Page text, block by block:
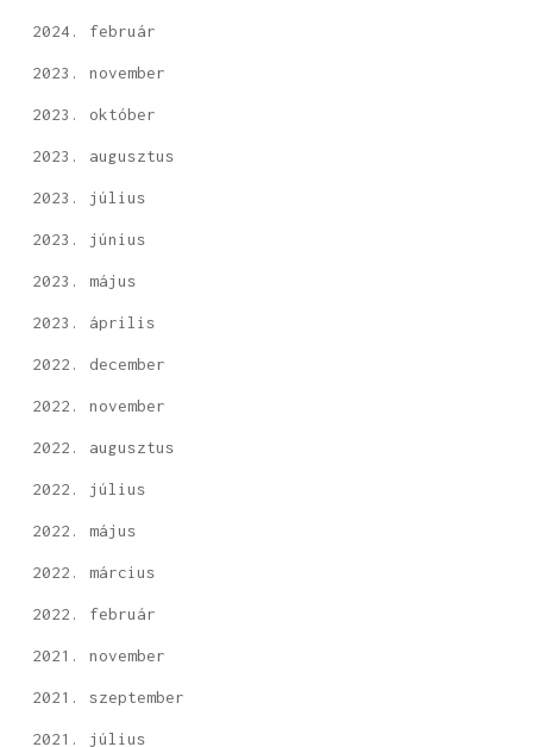
2024. február
2023. november
2023. október
2023. augusztus
2023. július
2023. június
2023. május
2023. április
2022. december
2022. november
2022. augusztus
2022. július
2022. május
2022. március
2022. február
2021. november
2021. szeptember
2021. július